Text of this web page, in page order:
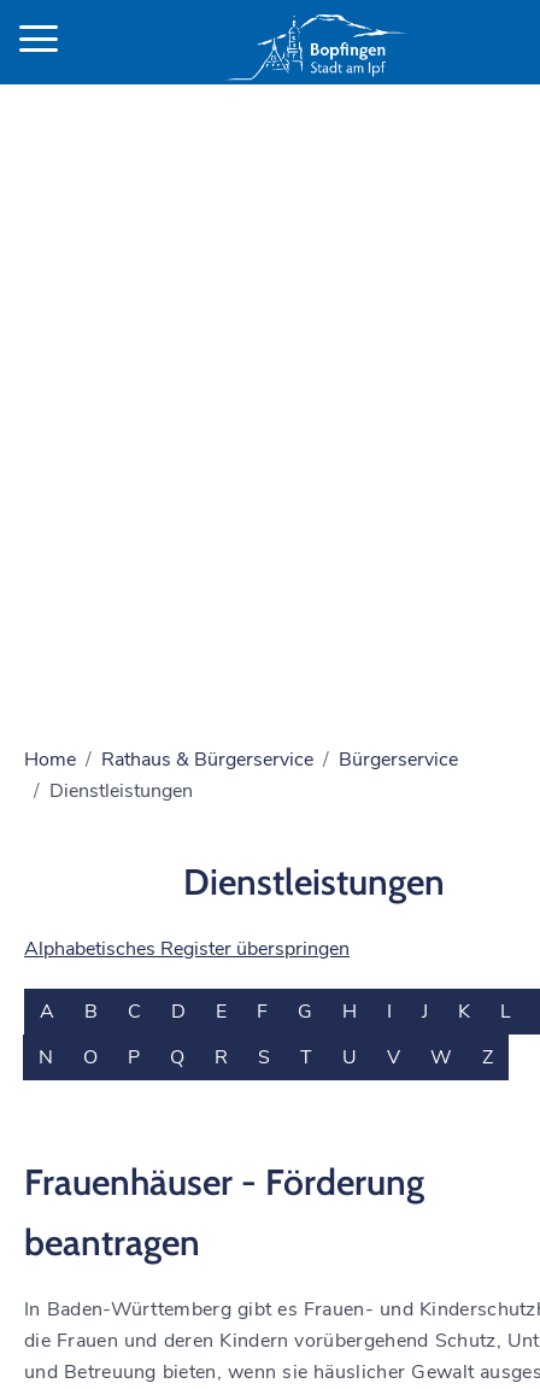
Home Rathaus & Bürgerservice
Bürgerservice
Dienstleistungen
Dienstleistungen
Alphabetisches Register überspringen
A B C D E F G H I J K
L
N
O P Q R S T U V W Z
Frauenhäuser - Förderung
beantragen
In Baden-Württemberg gibt es Frauen- und
die Frauen und deren Kindern vorübergehend Schutz,
und Betreuung bieten, wenn sie häuslicher Gewalt